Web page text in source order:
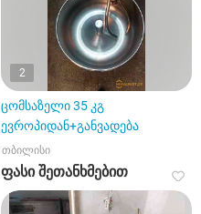
2
ცომსაზელი 35 კგ
ევროპიდან+განვადება
თბილისი
ფასი შეთანხმებით